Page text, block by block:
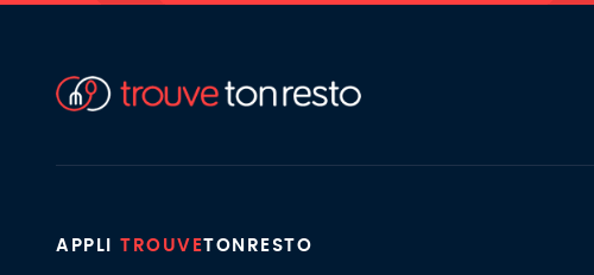
APPLI TROUVETONRESTO